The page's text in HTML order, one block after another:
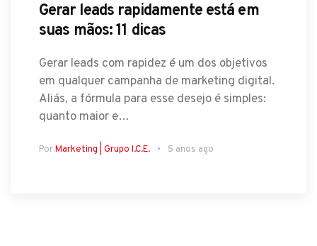
Gerar leads rapidamente está em
suas mãos: 11 dicas
Gerar leads com rapidez é um dos objetivos
em qualquer campanha de marketing digital.
Aliás, a fórmula para esse desejo é simples:
quanto maior e…
PorMarketing | Grupo I.C.E. 5 anos ago